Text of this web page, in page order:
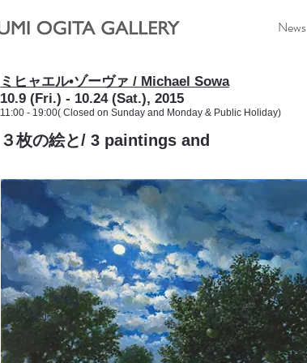
News
ミヒャエル•ゾーヴァ / Michael Sowa
10.9 (Fri.) - 10.24 (Sat.), 2015
11:00 - 19:00( Closed on Sunday and Monday & Public Holiday)
３枚の絵と/ 3 paintings and